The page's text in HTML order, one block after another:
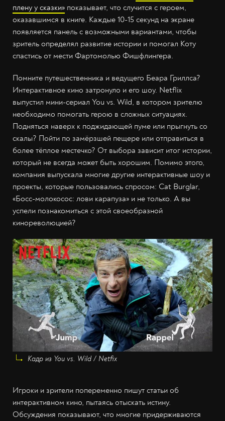
плену у сказки» показывает, что случится с героем,
оказавшимся в книге. Каждые 10-15 секунд на экране
появляется панель с возможными вариантами, чтобы
зритель определял развитие истории и помогал Коту
спастись от мести Фартомолью Фишфлингера.
Помните путешественника и ведущего Беара Гриллса?
Интерактивное кино затронуло и его шоу. Netflix
выпустил мини-сериал You vs. Wild, в котором зрителю
необходимо помогать герою в сложных ситуациях.
Подняться наверх к поджидающей пуме или прыгнуть со
скалы? Пойти по замёрзшей пещере или отправиться в
более тёплое местечко? От выбора зависит итог истории,
который не всегда может быть хорошим. Помимо этого,
компания выпускала многие другие интерактивные шоу и
проекты, которые пользовались спросом: Cat Burglar,
«Босс-молокосос: лови карапуза» и не только. А вы
успели познакомиться с этой своеобразной
кинореволюцией?
Кадр из You vs. Wild / Netfix
Игроки и зрители попеременно пишут статьи об
интерактивном кино, пытаясь отыскать истину.
Обсуждения показывают, что многие придерживаются